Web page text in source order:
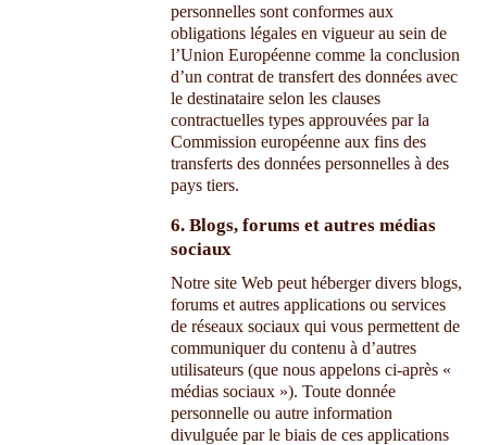
personnelles sont conformes aux
obligations légales en vigueur au sein de
l’Union Européenne comme la conclusion
d’un contrat de transfert des données avec
le destinataire selon les clauses
contractuelles types approuvées par la
Commission européenne aux fins des
transferts des données personnelles à des
pays tiers.
6. Blogs, forums et autres médias
sociaux
Notre site Web peut héberger divers blogs,
forums et autres applications ou services
de réseaux sociaux qui vous permettent de
communiquer du contenu à d’autres
utilisateurs (que nous appelons ci-après «
médias sociaux »). Toute donnée
personnelle ou autre information
divulguée par le biais de ces applications